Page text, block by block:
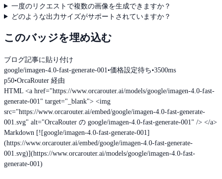
一度のリクエストで複数の画像を生成できますか？
どのような出力サイズがサポートされていますか？
このバッジを埋め込む
ブログ記事に貼り付け
google/imagen-4.0-fast-generate-001•価格設定待ち•3500ms
p50•OrcaRouter 経由
HTML <a href="https://www.orcarouter.ai/models/google/imagen-4.0-fast-
generate-001" target="_blank"> <img
src="https://www.orcarouter.ai/embed/google/imagen-4.0-fast-generate-
001.svg" alt="OrcaRouter の google/imagen-4.0-fast-generate-001" /> </a>
Markdown [![google/imagen-4.0-fast-generate-001]
(https://www.orcarouter.ai/embed/google/imagen-4.0-fast-generate-
001.svg)](https://www.orcarouter.ai/models/google/imagen-4.0-fast-
generate-001)